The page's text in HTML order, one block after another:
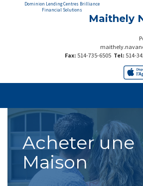
Dominion Lending Centres Brilliance
Financial Solutions
Maithely
Tel: 514-
Fax: 514-735-6505
Acheter une
Maison